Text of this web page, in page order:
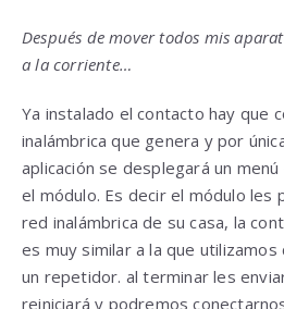
Después de mover todos mis
a la corriente…
Ya instalado el contacto hay que
inalámbrica que genera y por
aplicación se desplegará un
el módulo. Es decir el módulo les
red inalámbrica de su casa, la
es muy similar a la que utilizamos
un repetidor. al terminar les
reiniciará y podremos